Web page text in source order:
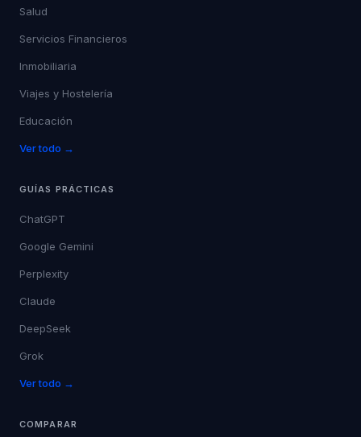
Salud
Servicios Financieros
Inmobiliaria
Viajes y Hostelería
Educación
Ver todo →
GUÍAS PRÁCTICAS
ChatGPT
Google Gemini
Perplexity
Claude
DeepSeek
Grok
Ver todo →
COMPARAR